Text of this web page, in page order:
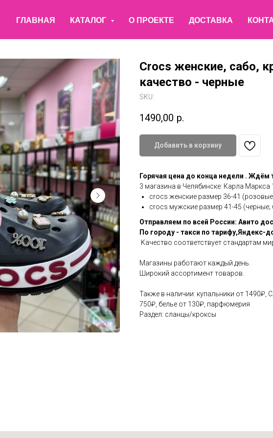
ГЛАВНАЯ КАТАЛОГ О ПРОЕКТЕ ДОСТАВКА
Crocs женские, сабо,
качество - черные
SKU:
1490,00 р.
Добавить в корзину
Горячая цена до конца недели . Ждём
3 магазина в Челябинске: Карла
crocs женские размер 36-41
crocs мужские размер 41-45 (черные;
Отправляем по всей России: Авито
По городу - такси по тарифу,Яндекс-
Kaчеcтвo cоотвeтствуeт стандaртaм
Магазины работают каждый день.
Широкий ассортимент товаров.
Также в наличии: купальники от
750₽, белье от 130₽, парфюмерия
Раздел: сланцы/кроксы